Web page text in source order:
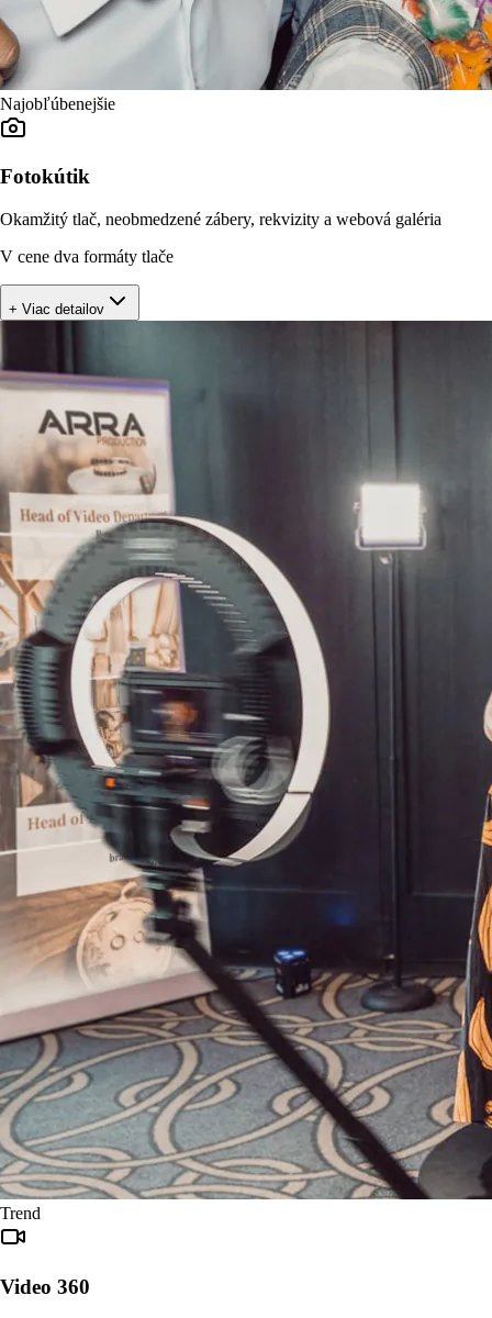
Najobľúbenejšie
Fotokútik
Okamžitý tlač, neobmedzené zábery, rekvizity a webová galéria
V cene dva formáty tlače
+ Viac detailov
Trend
Video 360